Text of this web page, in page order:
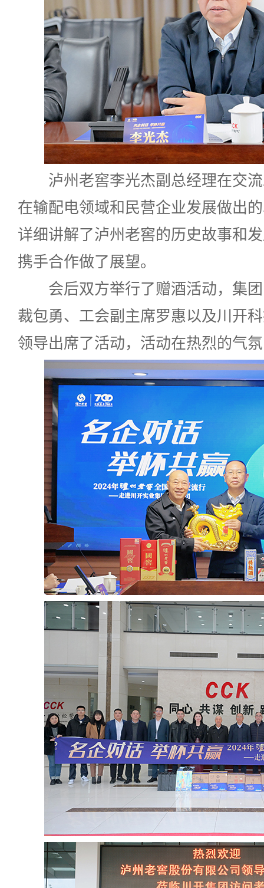
泸州老窖李光杰副总经理在交流
在输配电领域和民营企业发展做出
详细讲解了泸州老窖的历史故事和
携手合作做了展望。
会后双方举行了赠酒活动，集团
裁包勇、工会副主席罗惠以及川开
领导出席了活动，活动在热烈的气